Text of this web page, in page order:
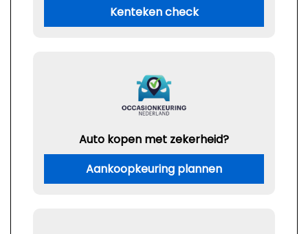
Kenteken check
Auto kopen met zekerheid?
Aankoopkeuring plannen